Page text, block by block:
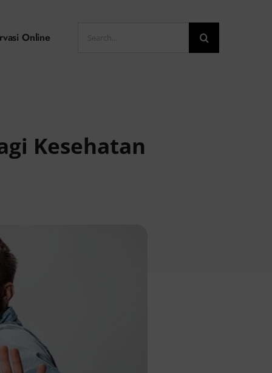
Online
for:
Kesehatan